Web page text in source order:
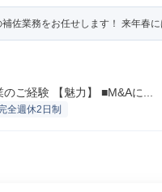
佐業務をお任せします！ 来年春
ご経験 【魅力】 ■M&Aに...
全週休2日制